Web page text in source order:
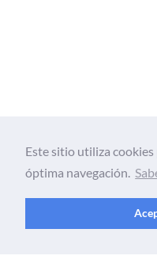
Este sitio utiliza
óptima navegación.